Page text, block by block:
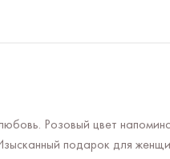
Розовый цвет
подарок для